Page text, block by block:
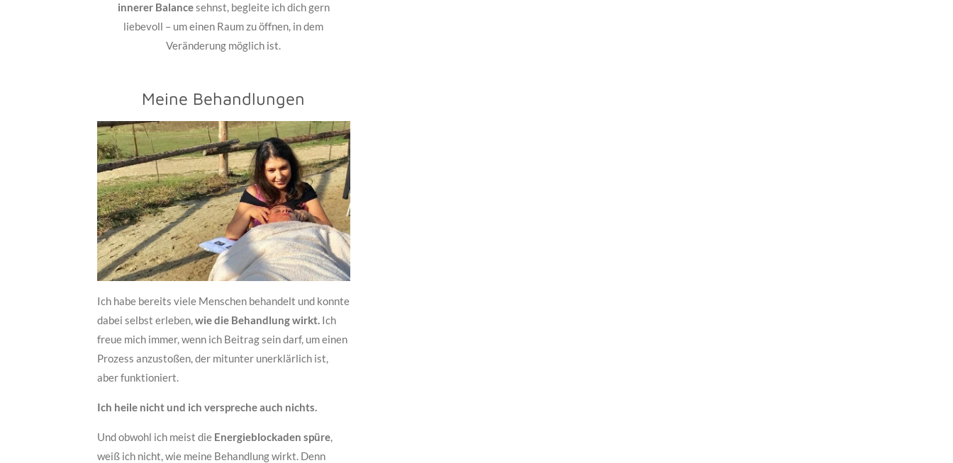
innerer Balancesehnst, begleite ich dich gern
liebevoll – um einen Raum zu öffnen, in dem
Veränderung möglich ist.
Meine Behandlungen
Ich habe bereits viele Menschen behandelt und konnte
dabei selbst erleben,wie die Behandlung wirkt. Ich
freue mich immer, wenn ich Beitrag sein darf, um einen
Prozess anzustoßen, der mitunter unerklärlich ist,
aber funktioniert.
Ich heile nicht und ich verspreche auch nichts.
Und obwohl ich meist die Energieblockaden spüre,
weiß ich nicht, wie meine Behandlung wirkt. Denn